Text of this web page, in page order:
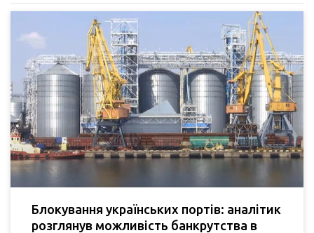
Блокування українських портів: аналітик
розглянув можливість банкрутства в